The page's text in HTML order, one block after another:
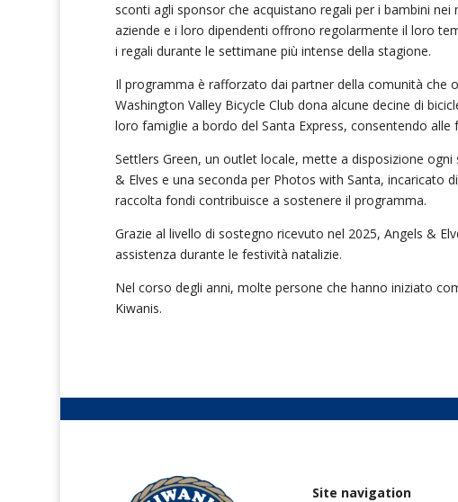
sconti agli sponsor che acquistano regali per i bambini
aziende e i loro dipendenti offrono regolarmente il loro
i regali durante le settimane più intense della stagione.
Il programma è rafforzato dai partner della comunità che
Washington Valley Bicycle Club dona alcune decine di
loro famiglie a bordo del Santa Express, consentendo
Settlers Green, un outlet locale, mette a disposizione
& Elves e una seconda per Photos with Santa, incaricato
raccolta fondi contribuisce a sostenere il programma.
Grazie al livello di sostegno ricevuto nel 2025, Angels &
assistenza durante le festività natalizie.
Nel corso degli anni, molte persone che hanno iniziato
Kiwanis.
Site navigation